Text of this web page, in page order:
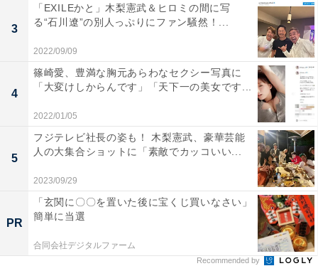
3
「EXILEかと」木梨憲武＆ヒロミの間に写
る“石川遼”の別人っぷりにファン騒然！...
2022/09/09
4
篠崎愛、豊満な胸元あらわなセクシー写真に
「大変けしからんです」「天下一の美女です...
2022/01/05
5
フジテレビ社長の姿も！ 木梨憲武、豪華芸能
人の大集合ショットに「素敵でカッコいい...
2023/09/29
PR
「玄関に〇〇を置いた後に宝くじ買いなさい」
簡単に当選
合同会社デジタルファーム
Recommended by